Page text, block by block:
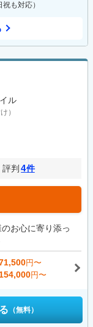
も対応）
ル
）
判 4件
お心に寄り添っ
円〜
154,000円〜
（無料）